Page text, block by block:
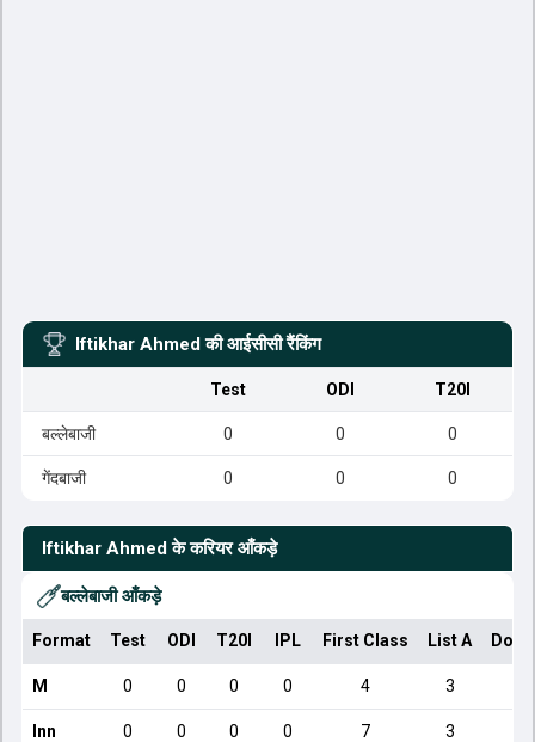
Iftikhar Ahmed की आईसीसी रैंकिंग
Test ODI T20I
बल्लेबाजी 0 0 0
गेंदबाजी 0 0 0
Iftikhar Ahmed के करियर आँकड़े
बल्लेबाजी आँकड़े
Format Test ODI T20I IPL First Class List A
M 0 0 0 0 4 3
Inn 0 0 0 0 7 3